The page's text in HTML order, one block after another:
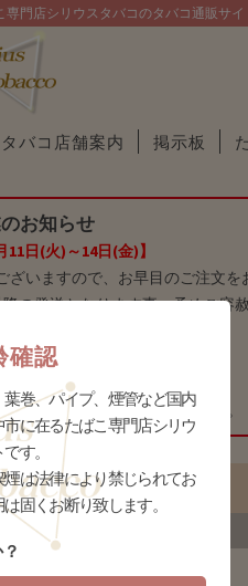
門店シリウスタバコのタバコ通販サイ
バコ店舗案内 掲示板
お知らせ
11日(火)～14日(金)】
いますので、お早目のご注文を
の発送となります事、予めご容赦
日(火)～17日(月) 】
9日(日)～16日(日) 】
までの営業とさせて頂きます。
確認
巻、パイプ、煙管など国内
に在るたばこ専門店シリウ
す。
は法律により禁じられてお
固くお断り致します。